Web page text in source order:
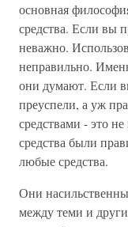
основная
средства. Если вы
неважно.
неправильно.
они думают. Если
преуспели, а уж
средствами - это
средства были
любые средства.
Они
между теми и